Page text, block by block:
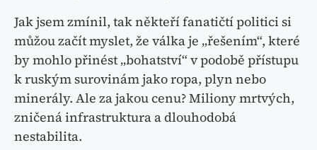
Jak jsem zmínil, tak někteří fanatičtí politici si
můžou začít myslet, že válka je „řešením“, které
by mohlo přinést „bohatství“ v podobě přístupu
k ruským surovinám jako ropa, plyn nebo
minerály. Ale za jakou cenu? Miliony mrtvých,
zničená infrastruktura a dlouhodobá
nestabilita.